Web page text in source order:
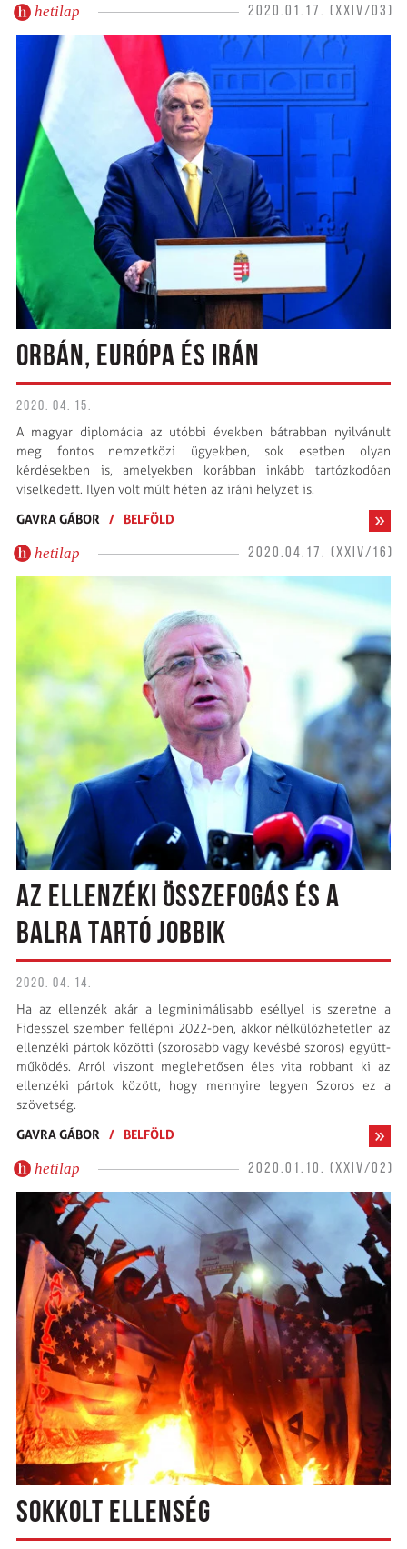
hetilap 2020.01.17. (XXIV/03)
ORBÁN, EURÓPA ÉS IRÁN
2020. 04. 15.
A magyar diplomácia az utóbbi években bátrabban nyilvánult
meg fontos nemzetközi ügyekben, sok esetben olyan
kérdésekben is, amelyekben korábban inkább tartózkodóan
viselkedett. Ilyen volt múlt héten az iráni helyzet is.
GAVRA GÁBOR
/ BELFÖLD
hetilap 2020.04.17. (XXIV/16)
AZ ELLENZÉKI ÖSSZEFOGÁS ÉS A
BALRA TARTÓ JOBBIK
2020. 04. 14.
Ha az ellenzék akár a legminimáli­­sabb eséllyel is szeretne a
Fidesszel szemben fellépni 2022-ben, akkor nélkülözhetetlen az
ellenzéki pártok közötti (szorosabb vagy kevésbé szoros) együtt­
működés. Arról viszont meglehető­sen éles vita robbant ki az
ellenzéki pártok között, hogy mennyire legyen Szoros ez a
szövetség.
GAVRA GÁBOR
/ BELFÖLD
hetilap 2020.01.10. (XXIV/02)
SOKKOLT ELLENSÉG